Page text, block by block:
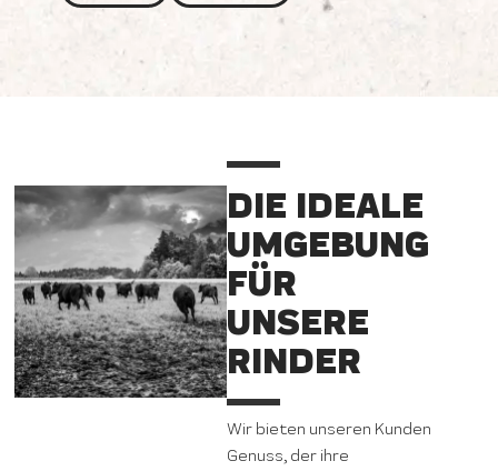
DIE IDEALE
UMGEBUNG
FÜR
UNSERE
RINDER
Wir bieten unseren Kunden
Genuss, der ihre